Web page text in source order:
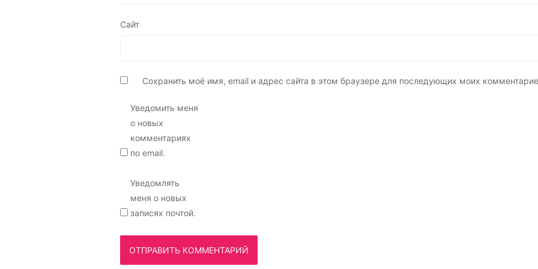
Сайт
Сохранить моё имя, email и адрес сайта в этом браузере для последующих моих
Уведомить меня
о новых
комментариях
по email.
Уведомлять
меня о новых
записях почтой.